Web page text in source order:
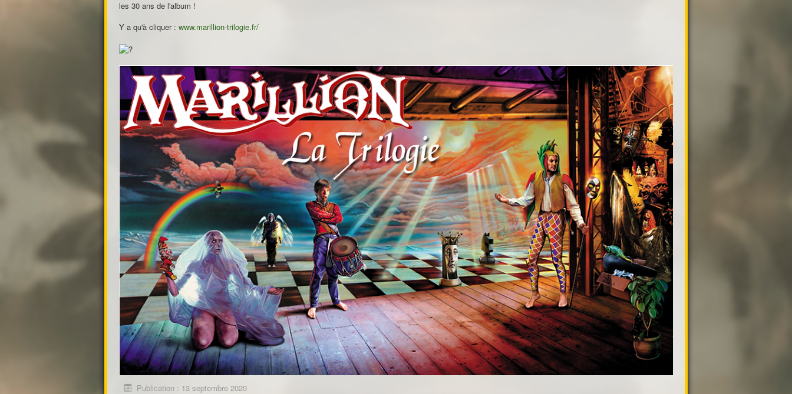
les 30 ans de l'album !
Y a qu'à cliquer : www.marillion-trilogie.fr/
Publication : 13 septembre 2020